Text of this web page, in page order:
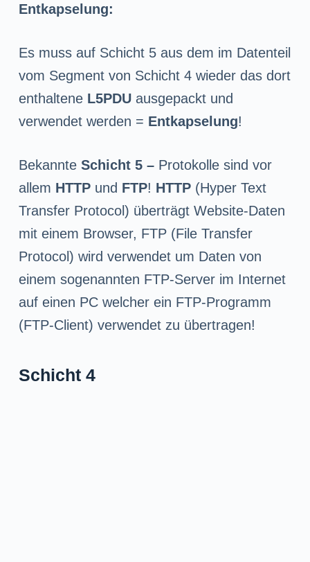
Entkapselung:
Es muss auf Schicht 5 aus dem im Datenteil
vom Segment von Schicht 4 wieder das dort
enthaltene L5PDUausgepackt und
verwendet werden = Entkapselung!
Bekannte Schicht 5 – Protokolle sind vor
allem HTTPund FTP! HTTP(Hyper Text
Transfer Protocol) überträgt Website-Daten
mit einem Browser, FTP (File Transfer
Protocol) wird verwendet um Daten von
einem sogenannten FTP-Server im Internet
auf einen PC welcher ein FTP-Programm
(FTP-Client) verwendet zu übertragen!
Schicht 4